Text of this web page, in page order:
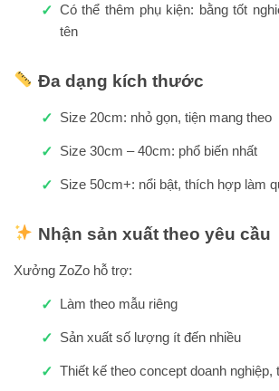
Có thể thêm phụ kiện: bằng tốt
tên
Đa dạng kích thước
Size 20cm: nhỏ gọn, tiện mang theo
Size 30cm – 40cm: phổ biến nhất
Size 50cm+: nổi bật, thích hợp làm
Nhận sản xuất theo yêu cầu
Xưởng ZoZo hỗ trợ:
Làm theo mẫu riêng
Sản xuất số lượng ít đến nhiều
Thiết kế theo concept doanh nghiệp,